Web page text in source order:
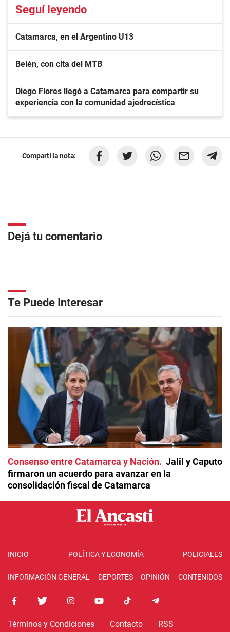
Seguí leyendo
Catamarca, en el Argentino U13
Belén, con cita del MTB
Diego Flores llegó a Catamarca para compartir su
experiencia con la comunidad ajedrecística
Compartí la nota:
Dejá tu comentario
Te Puede Interesar
Consenso entre Catamarca y Nación
Jalil y Caputo
firmaron un acuerdo para avanzar en la
consolidación fiscal de Catamarca
INICIO POLÍTICA Y ECONOMÍA POLICIALES
INFORMACIÓN GENERAL DEPORTES OPINIÓN CONTENIDOS
Términos y Condiciones Contacto RSS